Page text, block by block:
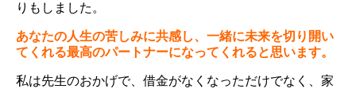
りもしました。
あなたの人生の苦しみに共感し、一緒に未来を切り開い
てくれる最高のパートナーになってくれると思います。
私は先生のおかげで、借金がなくなっただけでなく、家